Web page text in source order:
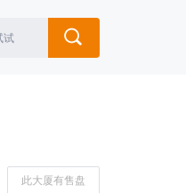
此大厦有售盘